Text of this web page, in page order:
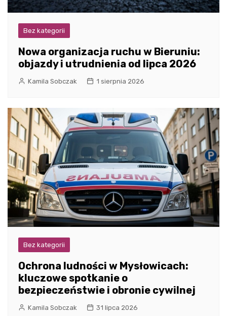
Bez kategorii
Nowa organizacja ruchu w Bieruniu:
objazdy i utrudnienia od lipca 2026
Kamila Sobczak 1 sierpnia 2026
Bez kategorii
Ochrona ludności w Mysłowicach:
kluczowe spotkanie o
bezpieczeństwie i obronie cywilnej
Kamila Sobczak 31 lipca 2026